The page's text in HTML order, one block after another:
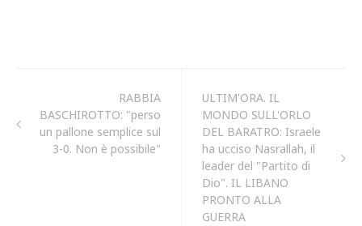
RABBIA
BASCHIROTTO: "perso
un pallone semplice sul
3-0. Non è possibile"
ULTIM'ORA. IL
MONDO SULL'ORLO
DEL BARATRO: Israele
ha ucciso Nasrallah, il
leader del "Partito di
Dio". IL LIBANO
PRONTO ALLA
GUERRA